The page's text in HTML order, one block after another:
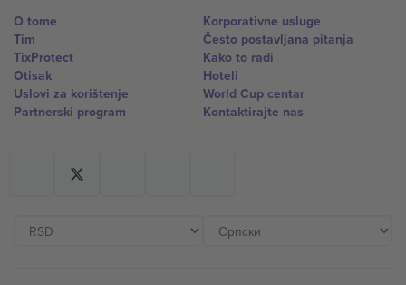
O tome
Tim
TixProtect
Otisak
Uslovi za korištenje
Partnerski program
Korporativne usluge
Često postavljana pitanja
Kako to radi
Hoteli
World Cup centar
Kontaktirajte nas